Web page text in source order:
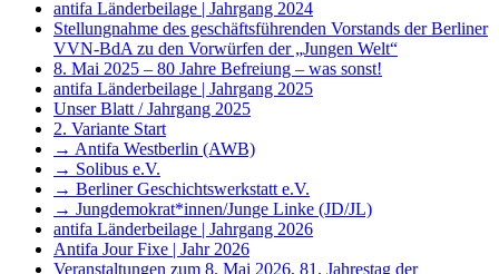
antifa Länderbeilage | Jahrgang 2024
Stellungnahme des geschäftsführenden Vorstands der Berliner
VVN-BdA zu den Vorwürfen der „Jungen Welt“
8. Mai 2025 – 80 Jahre Befreiung – was sonst!
antifa Länderbeilage | Jahrgang 2025
Unser Blatt / Jahrgang 2025
2. Variante Start
→ Antifa Westberlin (AWB)
→ Solibus e.V.
→ Berliner Geschichtswerkstatt e.V.
→ Jungdemokrat*innen/Junge Linke (JD/JL)
antifa Länderbeilage | Jahrgang 2026
Antifa Jour Fixe | Jahr 2026
Veranstaltungen zum 8. Mai 2026, 81. Jahrestag der